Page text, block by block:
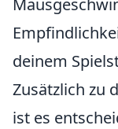
deinem
Zusätzlich zu
ist es